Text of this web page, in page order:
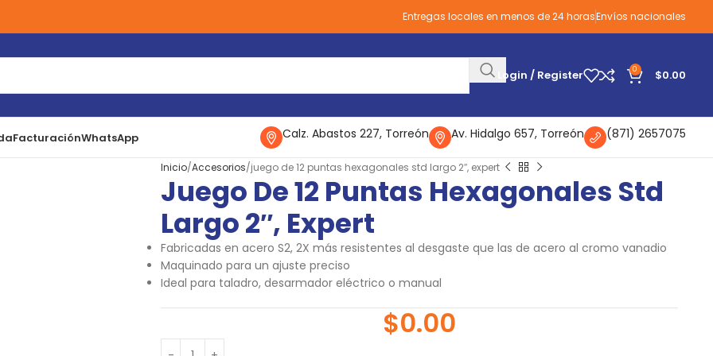
Entregas locales en menos de 24 horasEnvíos nacionales
Login / Register 0 $0.00
FacturaciónWhatsApp Calz. Abastos 227, Torreón Av. Hidalgo 657, Torreón (871) 2657075
Inicio Accesorios juego de 12 puntas hexagonales std largo 2″, expert
Juego De 12 Puntas Hexagonales Std
Largo 2″, Expert
Fabricadas en acero S2, 2X más resistentes al desgaste que las de acero al cromo vanadio
Maquinado para un ajuste preciso
Ideal para taladro, desarmador eléctrico o manual
$0.00